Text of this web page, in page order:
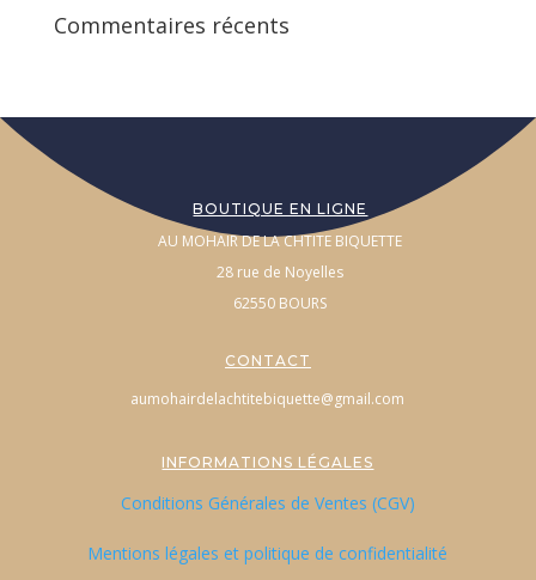
Commentaires récents
BOUTIQUE EN LIGNE
AU MOHAIR DE LA CHTITE BIQUETTE
28 rue de Noyelles
62550 BOURS
CONTACT
aumohairdelachtitebiquette@gmail.com
INFORMATIONS LÉGALES
Conditions Générales de Ventes (CGV)
Mentions légales et politique de confidentialité